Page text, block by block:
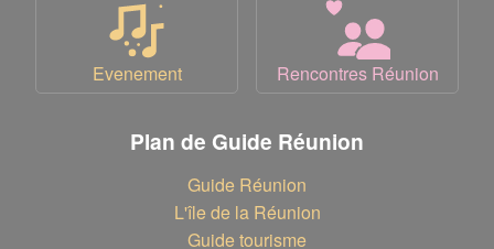
Evenement Rencontres Réunion
Plan de Guide Réunion
Guide Réunion
L'île de la Réunion
Guide tourisme